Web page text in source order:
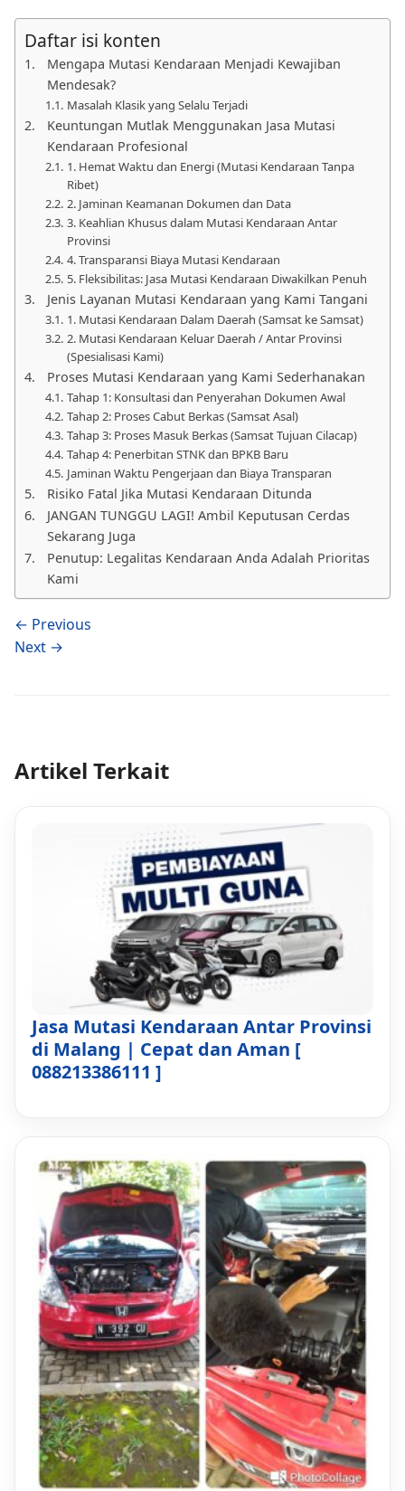
Daftar isi konten
Mengapa Mutasi Kendaraan Menjadi Kewajiban
Mendesak?
Masalah Klasik yang Selalu Terjadi
Keuntungan Mutlak Menggunakan Jasa Mutasi
Kendaraan Profesional
1. Hemat Waktu dan Energi (Mutasi Kendaraan Tanpa
Ribet)
2. Jaminan Keamanan Dokumen dan Data
3. Keahlian Khusus dalam Mutasi Kendaraan Antar
Provinsi
4. Transparansi Biaya Mutasi Kendaraan
5. Fleksibilitas: Jasa Mutasi Kendaraan Diwakilkan Penuh
Jenis Layanan Mutasi Kendaraan yang Kami Tangani
1. Mutasi Kendaraan Dalam Daerah (Samsat ke Samsat)
2. Mutasi Kendaraan Keluar Daerah / Antar Provinsi
(Spesialisasi Kami)
Proses Mutasi Kendaraan yang Kami Sederhanakan
Tahap 1: Konsultasi dan Penyerahan Dokumen Awal
Tahap 2: Proses Cabut Berkas (Samsat Asal)
Tahap 3: Proses Masuk Berkas (Samsat Tujuan Cilacap)
Tahap 4: Penerbitan STNK dan BPKB Baru
Jaminan Waktu Pengerjaan dan Biaya Transparan
Risiko Fatal Jika Mutasi Kendaraan Ditunda
JANGAN TUNGGU LAGI! Ambil Keputusan Cerdas
Sekarang Juga
Penutup: Legalitas Kendaraan Anda Adalah Prioritas
Kami
← Previous
Next →
Artikel Terkait
Jasa Mutasi Kendaraan Antar Provinsi
di Malang | Cepat dan Aman [
088213386111 ]